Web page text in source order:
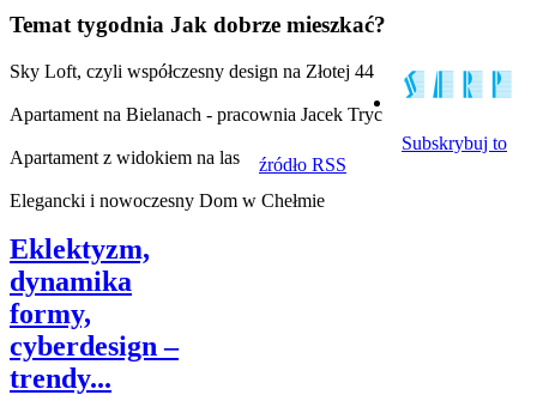
Temat tygodnia Jak dobrze mieszkać?
Sky Loft, czyli współczesny design na Złotej 44
Apartament na Bielanach - pracownia Jacek Tryc
Apartament z widokiem na las
Elegancki i nowoczesny Dom w Chełmie
Subskrybuj to
źródło RSS
Eklektyzm,
dynamika
formy,
cyberdesign –
trendy...